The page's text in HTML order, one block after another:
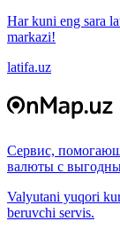
Har kuni eng sara
markazi!
latifa.uz
Сервис,
валюты с
Valyutani yuqori
beruvchi servis.